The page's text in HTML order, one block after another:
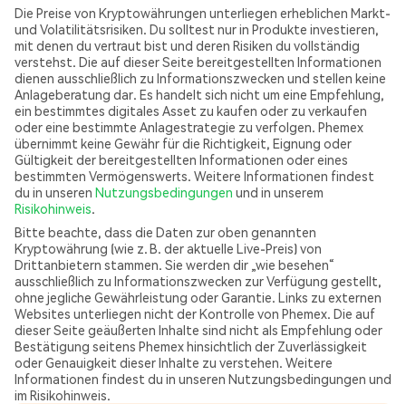
Die Preise von Kryptowährungen unterliegen erheblichen Markt-
und Volatilitätsrisiken. Du solltest nur in Produkte investieren,
mit denen du vertraut bist und deren Risiken du vollständig
verstehst. Die auf dieser Seite bereitgestellten Informationen
dienen ausschließlich zu Informationszwecken und stellen keine
Anlageberatung dar. Es handelt sich nicht um eine Empfehlung,
ein bestimmtes digitales Asset zu kaufen oder zu verkaufen
oder eine bestimmte Anlagestrategie zu verfolgen. Phemex
übernimmt keine Gewähr für die Richtigkeit, Eignung oder
Gültigkeit der bereitgestellten Informationen oder eines
bestimmten Vermögenswerts. Weitere Informationen findest
du in unseren Nutzungsbedingungen und in unserem
Risikohinweis.
Bitte beachte, dass die Daten zur oben genannten
Kryptowährung (wie z. B. der aktuelle Live-Preis) von
Drittanbietern stammen. Sie werden dir „wie besehen“
ausschließlich zu Informationszwecken zur Verfügung gestellt,
ohne jegliche Gewährleistung oder Garantie. Links zu externen
Websites unterliegen nicht der Kontrolle von Phemex. Die auf
dieser Seite geäußerten Inhalte sind nicht als Empfehlung oder
Bestätigung seitens Phemex hinsichtlich der Zuverlässigkeit
oder Genauigkeit dieser Inhalte zu verstehen. Weitere
Informationen findest du in unseren Nutzungsbedingungen und
im Risikohinweis.